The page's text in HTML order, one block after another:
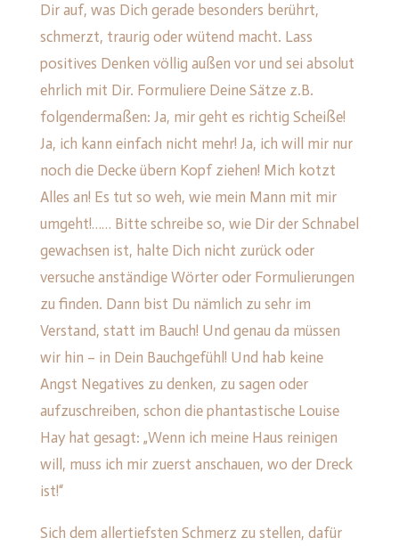
Dir auf, was Dich gerade besonders berührt,
schmerzt, traurig oder wütend macht. Lass
positives Denken völlig außen vor und sei absolut
ehrlich mit Dir. Formuliere Deine Sätze z.B.
folgendermaßen: Ja, mir geht es richtig Scheiße!
Ja, ich kann einfach nicht mehr! Ja, ich will mir nur
noch die Decke übern Kopf ziehen! Mich kotzt
Alles an! Es tut so weh, wie mein Mann mit mir
umgeht!…… Bitte schreibe so, wie Dir der Schnabel
gewachsen ist, halte Dich nicht zurück oder
versuche anständige Wörter oder Formulierungen
zu finden. Dann bist Du nämlich zu sehr im
Verstand, statt im Bauch! Und genau da müssen
wir hin – in Dein Bauchgefühl! Und hab keine
Angst Negatives zu denken, zu sagen oder
aufzuschreiben, schon die phantastische Louise
Hay hat gesagt: „Wenn ich meine Haus reinigen
will, muss ich mir zuerst anschauen, wo der Dreck
ist!“
Sich dem allertiefsten Schmerz zu stellen, dafür